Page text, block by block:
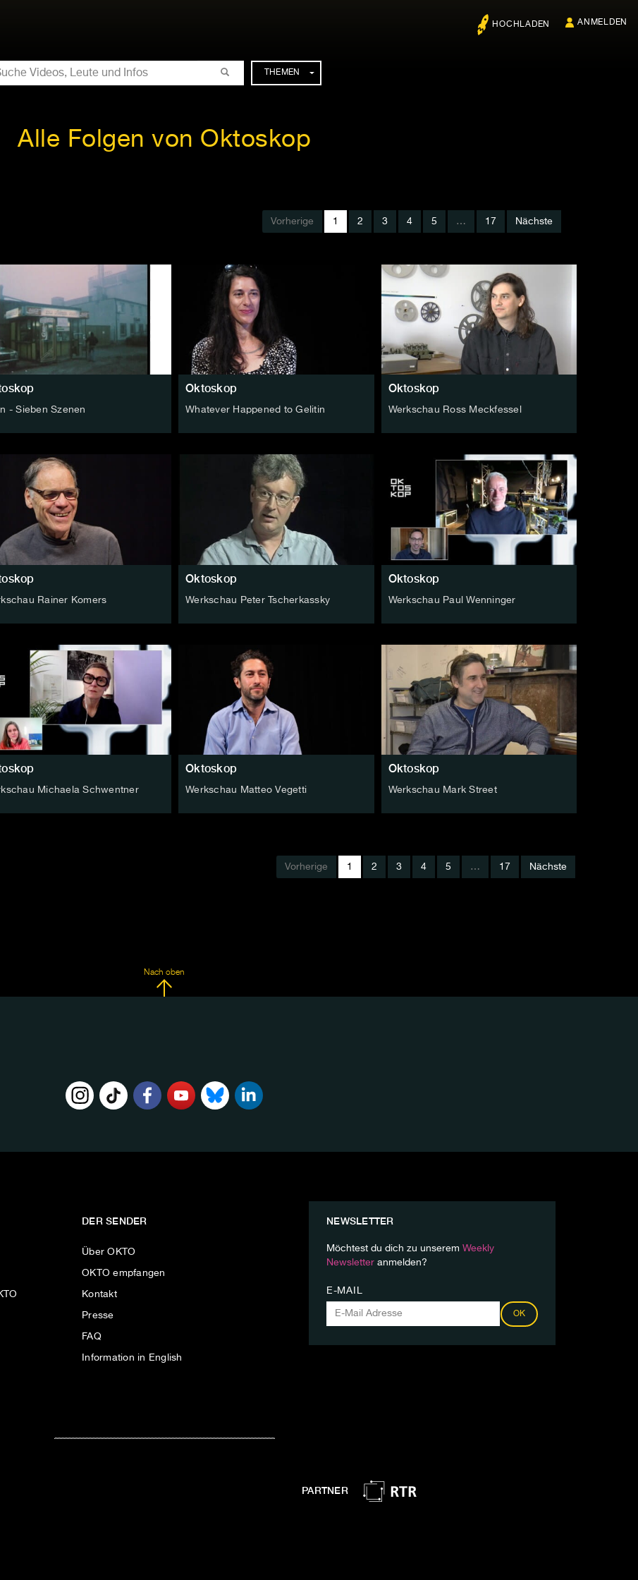
HOCHLADEN ANMELDEN
THEMEN
Alle Folgen von Oktoskop
Vorherige 1 2 3 4 5 … 17 Nächste
- Sieben Szenen
Oktoskop
Whatever Happened to Gelitin
Oktoskop
Werkschau Ross Meckfessel
Rainer Komers
Oktoskop
Werkschau Peter Tscherkassky
Oktoskop
Werkschau Paul Wenninger
Michaela Schwentner
Oktoskop
Werkschau Matteo Vegetti
Oktoskop
Werkschau Mark Street
Vorherige 1 2 3 4 5 … 17 Nächste
Nach oben
DER SENDER
Über OKTO
OKTO empfangen
Kontakt
Presse
FAQ
Information in English
NEWSLETTER
Möchtest du dich zu unserem Weekly
Newsletter anmelden?
E-MAIL
OK
PARTNER